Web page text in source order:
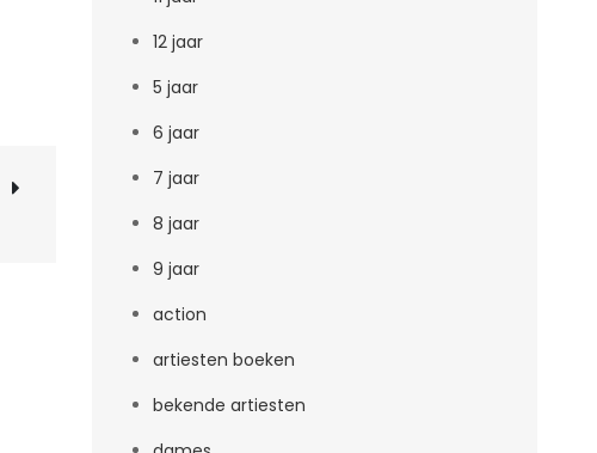
12 jaar
5 jaar
6 jaar
7 jaar
8 jaar
9 jaar
action
artiesten boeken
bekende artiesten